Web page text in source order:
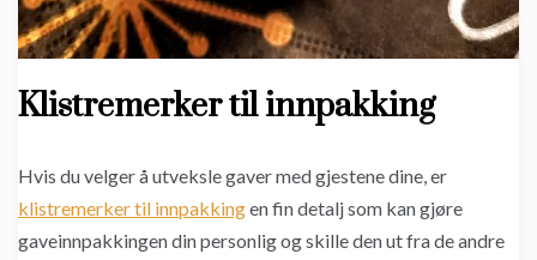
Klistremerker til innpakking
Hvis du velger å utveksle gaver med gjestene dine, er
klistremerker til innpakkingen fin detalj som kan gjøre
gaveinnpakkingen din personlig og skille den ut fra de andre